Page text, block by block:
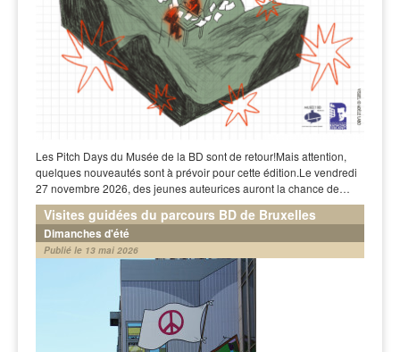
Les Pitch Days du Musée de la BD sont de retour!Mais attention,
quelques nouveautés sont à prévoir pour cette édition.Le vendredi
27 novembre 2026, des jeunes auteurices auront la chance de…
Visites guidées du parcours BD de Bruxelles
Dimanches d'été
Publié le 13 mai 2026